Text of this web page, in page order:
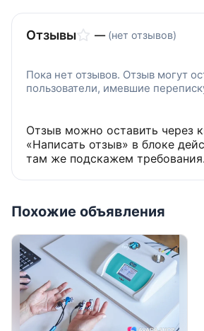
Отзывы — (нет отзывов)
Пока нет отзывов. Отзыв могут
пользователи, имевшие
Отзыв можно оставить через
«Написать отзыв» в блоке
там же подскажем требования.
Похожие объявления